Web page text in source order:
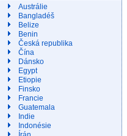
Austrálie
Bangladéš
Belize
Benin
Česká republika
Čína
Dánsko
Egypt
Etiopie
Finsko
Francie
Guatemala
Indie
Indonésie